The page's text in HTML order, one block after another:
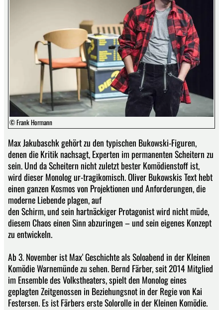
© Frank Hormann
Max Jakubaschk gehört zu den typischen Bukowski-Figuren,
denen die Kritik nachsagt, Experten im permanenten Scheitern zu
sein. Und da Scheitern nicht zuletzt bester Komödienstoff ist,
wird dieser Monolog ur-tragikomisch. Oliver Bukowskis Text hebt
einen ganzen Kosmos von Projektionen und Anforderungen, die
moderne Liebende plagen, auf
den Schirm, und sein hartnäckiger Protagonist wird nicht müde,
diesem Chaos einen Sinn abzuringen – und sein eigenes Konzept
zu entwickeln.
Ab 3. November ist Max' Geschichte als Soloabend in der Kleinen
Komödie Warnemünde zu sehen. Bernd Färber, seit 2014 Mitglied
im Ensemble des Volkstheaters, spielt den Monolog eines
geplagten Zeitgenossen in Beziehungsnot in der Regie von Kai
Festersen. Es ist Färbers erste Solorolle in der Kleinen Komödie.